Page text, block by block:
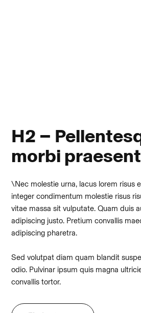
H2 –
morbi
\Nec molestie urna, lacus lorem risus
integer condimentum molestie risus
vitae massa sit vulputate. Quam duis
adipiscing justo. Pretium convallis
adipiscing pharetra.
Sed volutpat diam quam blandit
odio. Pulvinar ipsum quis magna
convallis tortor.